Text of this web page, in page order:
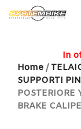
Home
Shop Moto
Home /
SUPPORTI
POSTERIORE
BRAKE
In